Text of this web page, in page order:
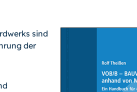
sind
der